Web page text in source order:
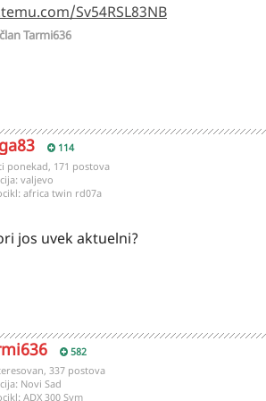
Sv54RSL83NB
član Tarmi636
114
ponekad, 171 postova
valjevo
africa twin rd07a
jos uvek aktuelni?
582
337 postova
Novi Sad
ADX 300 Sym